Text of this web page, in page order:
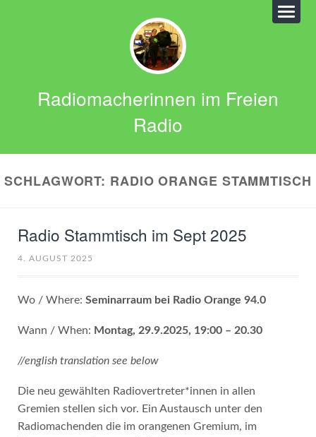
Radiomacherinnen im Freien
Radio
SCHLAGWORT: RADIO ORANGE STAMMTISCH
Radio Stammtisch im Sept 2025
4. AUGUST 2025
Wo / Where: Seminarraum bei Radio Orange 94.0
Wann / When: Montag, 29.9.2025, 19:00 – 20.30
//english translation see below
Die neu gewählten Radiovertreter*innen in allen
Gremien stellen sich vor. Ein Austausch unter den
Radiomachenden die im orangenen Gremium, im